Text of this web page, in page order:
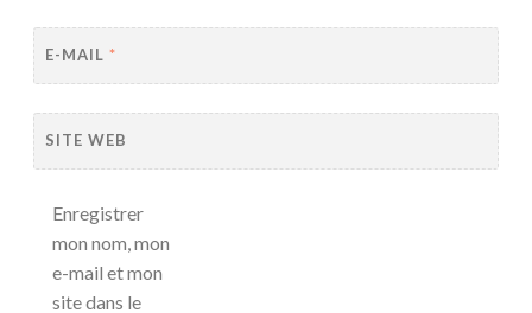
E-MAIL *
SITE WEB
Enregistrer
mon nom, mon
e-mail et mon
site dans le